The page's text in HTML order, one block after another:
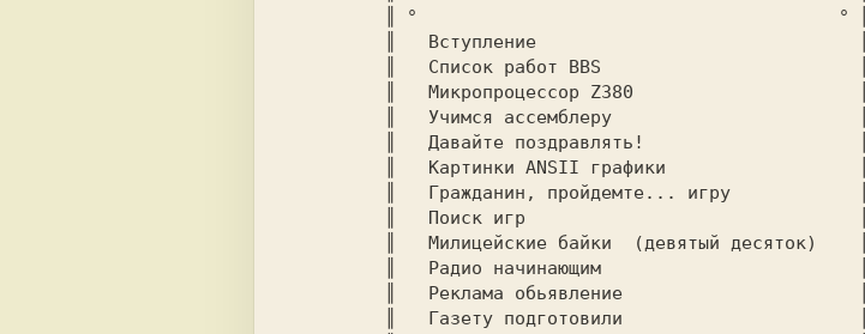
	 ║   Вступление                              ║
	 ║   Список работ BBS                        ║
║   Микропроцессор Z380                     ║
║   Учимся ассемблеру                       ║
║   Давайте поздравлять!                    ║
║   Картинки ANSII графики                  ║
║   Гражданин, пройдемте... игру            ║
║   Поиск игр                               ║
║   Милицейские байки  (девятый десяток)    ║
║   Радио начинающим                        ║
║   Реклама обьявление                      ║
║   Газету подготовили                      ║